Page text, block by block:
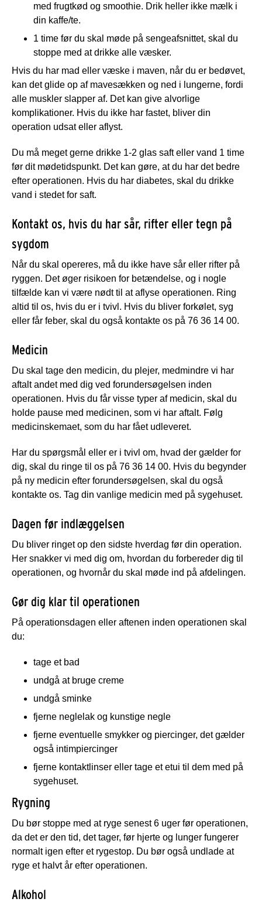
med frugtkød og smoothie. Drik heller ikke mælk i
din kaffe/te.
1 time før du skal møde på sengeafsnittet, skal du
stoppe med at drikke alle væsker.
Hvis du har mad eller væske i maven, når du er bedøvet,
kan det glide op af mavesækken og ned i lungerne, fordi
alle muskler slapper af. Det kan give alvorlige
komplikationer. Hvis du ikke har fastet, bliver din
operation udsat eller aflyst.
Du må meget gerne drikke 1-2 glas saft eller vand 1 time
før dit mødetidspunkt. Det kan gøre, at du har det bedre
efter operationen. Hvis du har diabetes, skal du drikke
vand i stedet for saft.
Kontakt os, hvis du har sår, rifter eller tegn på
sygdom
Når du skal opereres, må du ikke have sår eller rifter på
ryggen. Det øger risikoen for betændelse, og i nogle
tilfælde kan vi være nødt til at aflyse operationen. Ring
altid til os, hvis du er i tvivl. Hvis du bliver forkølet, syg
eller får feber, skal du også kontakte os på 76 36 14 00.
Medicin
Du skal tage den medicin, du plejer, medmindre vi har
aftalt andet med dig ved forundersøgelsen inden
operationen. Hvis du får visse typer af medicin, skal du
holde pause med medicinen, som vi har aftalt. Følg
medicinskemaet, som du har fået udleveret.
Har du spørgsmål eller er i tvivl om, hvad der gælder for
dig, skal du ringe til os på 76 36 14 00. Hvis du begynder
på ny medicin efter forundersøgelsen, skal du også
kontakte os. Tag din vanlige medicin med på sygehuset.
Dagen før indlæggelsen
Du bliver ringet op den sidste hverdag før din operation.
Her snakker vi med dig om, hvordan du forbereder dig til
operationen, og hvornår du skal møde ind på afdelingen.
Gør dig klar til operationen
På operationsdagen eller aftenen inden operationen skal
du:
tage et bad
undgå at bruge creme
undgå sminke
fjerne neglelak og kunstige negle
fjerne eventuelle smykker og piercinger, det gælder
også intimpiercinger
fjerne kontaktlinser eller tage et etui til dem med på
sygehuset.
Rygning
Du bør stoppe med at ryge senest 6 uger før operationen,
da det er den tid, det tager, før hjerte og lunger fungerer
normalt igen efter et rygestop. Du bør også undlade at
ryge et halvt år efter operationen.
Alkohol